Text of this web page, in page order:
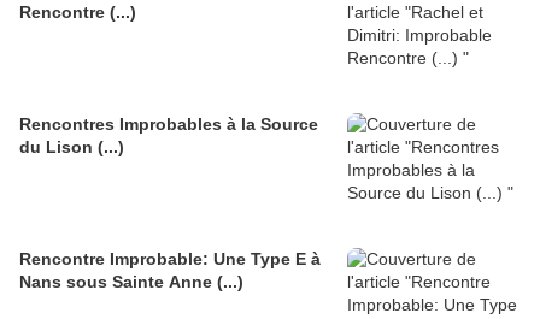
Rencontre (...)
Rencontres Improbables à la Source
du Lison (...)
Rencontre Improbable: Une Type E à
Nans sous Sainte Anne (...)